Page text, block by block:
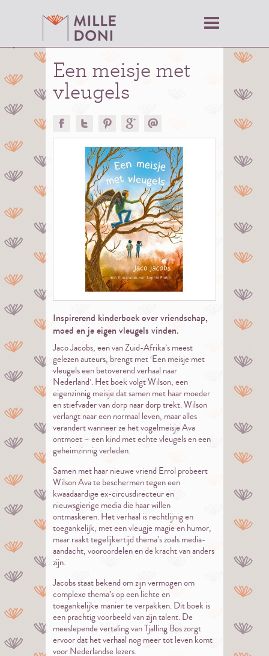
Een meisje met
vleugels
Inspirerend kinderboek over vriendschap,
moed en je eigen vleugels vinden.
Jaco Jacobs, een van Zuid-Afrika’s meest
gelezen auteurs, brengt met ‘Een meisje met
vleugelseen betoverend verhaal naar
Nederland’. Het boek volgt Wilson, een
eigenzinnig meisje dat samen met haar moeder
en stiefvader van dorp naar dorp trekt. Wilson
verlangt naar een normaal leven, maar alles
verandert wanneer ze het vogelmeisje Ava
ontmoet – een kind met echte vleugels en een
geheimzinnig verleden.
Samen met haar nieuwe vriend Errol probeert
Wilson Ava te beschermen tegen een
kwaadaardige ex-circusdirecteur en
nieuwsgierige media die haar willen
ontmaskeren. Het verhaal is rechtlijnig en
toegankelijk, met een vleugje magie en humor,
maar raakt tegelijkertijd thema’s zoals media-
aandacht, vooroordelen en de kracht van anders
zijn.
Jacobs staat bekend om zijn vermogen om
complexe thema’s op een lichte en
toegankelijke manier te verpakken. Dit boek is
een prachtig voorbeeld van zijn talent. De
meeslepende vertaling van Tjalling Bos zorgt
ervoor dat het verhaal nog meer tot leven komt
voor Nederlandse lezers.